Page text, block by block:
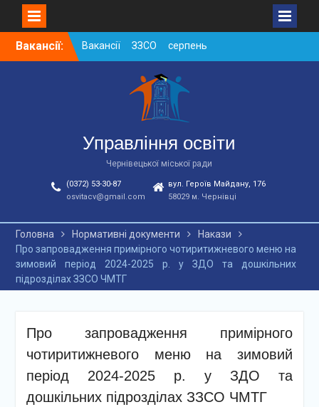
SkipВакансії:
Вакансії ЗЗСО серпень
2026
Вакансії ЗЗСО червень
Вакансії у ЗДО та
дошкільних підрозділах
ЗЗСО станом на
01.08.2026 р.
Управління освіти
Чернівецької міської ради
(0372) 53-30-87
osvitacv@gmail.com
вул. Героїв Майдану, 176
58029 м. Чернівці
Головна Нормативні документи
Накази
Про запровадження примірного чотиритижневого меню на
зимовий період 2024-2025 р. у ЗДО та дошкільних
підрозділах ЗЗСО ЧМТГ
Про запровадження примірного
чотиритижневого меню на зимовий
період 2024-2025 р. у ЗДО та
дошкільних підрозділах ЗЗСО ЧМТГ